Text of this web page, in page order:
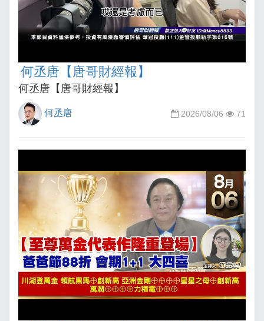
何丞唐【唐哥財經報】
何丞唐【唐哥財經報】
何丞唐 2026/08/06 71